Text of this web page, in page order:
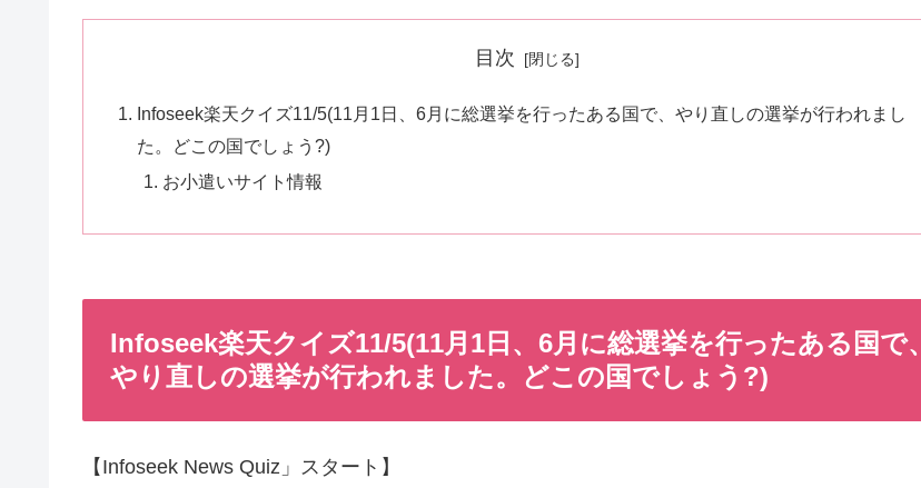
目次
Infoseek楽天クイズ11/5(11月1日、6月に総選挙を行ったある国で、やり直しの選挙が行われまし
た。どこの国でしょう?)
お小遣いサイト情報
Infoseek楽天クイズ11/5(11月1日、6月に総選挙を行ったある国で、
やり直しの選挙が行われました。どこの国でしょう?)
【Infoseek News Quiz」スタート】